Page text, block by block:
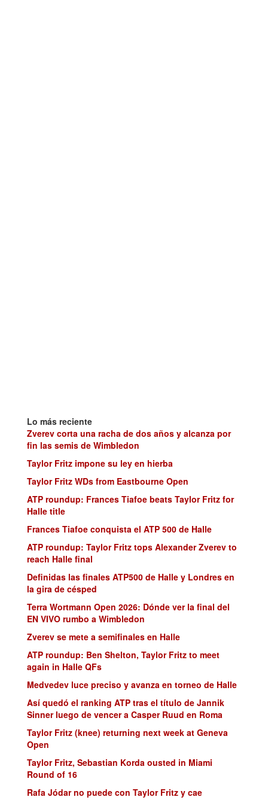
Lo más reciente
Zverev corta una racha de dos años y alcanza por
fin las semis de Wimbledon
Taylor Fritz impone su ley en hierba
Taylor Fritz WDs from Eastbourne Open
ATP roundup: Frances Tiafoe beats Taylor Fritz for
Halle title
Frances Tiafoe conquista el ATP 500 de Halle
ATP roundup: Taylor Fritz tops Alexander Zverev to
reach Halle final
Definidas las finales ATP500 de Halle y Londres en
la gira de césped
Terra Wortmann Open 2026: Dónde ver la final del
EN VIVO rumbo a Wimbledon
Zverev se mete a semifinales en Halle
ATP roundup: Ben Shelton, Taylor Fritz to meet
again in Halle QFs
Medvedev luce preciso y avanza en torneo de Halle
Así quedó el ranking ATP tras el título de Jannik
Sinner luego de vencer a Casper Ruud en Roma
Taylor Fritz (knee) returning next week at Geneva
Open
Taylor Fritz, Sebastian Korda ousted in Miami
Round of 16
Rafa Jódar no puede con Taylor Fritz y cae